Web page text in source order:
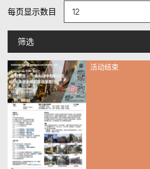
筛选
每页显示数目
活动结束